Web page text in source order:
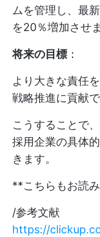
ムを管理し、最
を20％増加させ
将来の目標 ：
より大きな責任
戦略推進に貢献
こうすることで
採用企業の具体
きます。
**こちらもお読
/参考文献
https://